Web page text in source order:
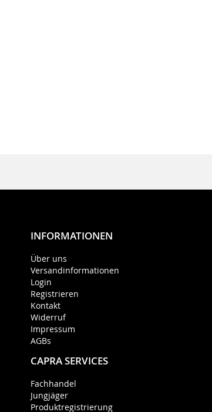
INFORMATIONEN
Über uns
Versandinformationen
Login
Registrieren
Kontakt
Widerruf
Impressum
AGBs
CAPRA SERVICES
Fachhandel
Jungjäger
Produktregistrierung